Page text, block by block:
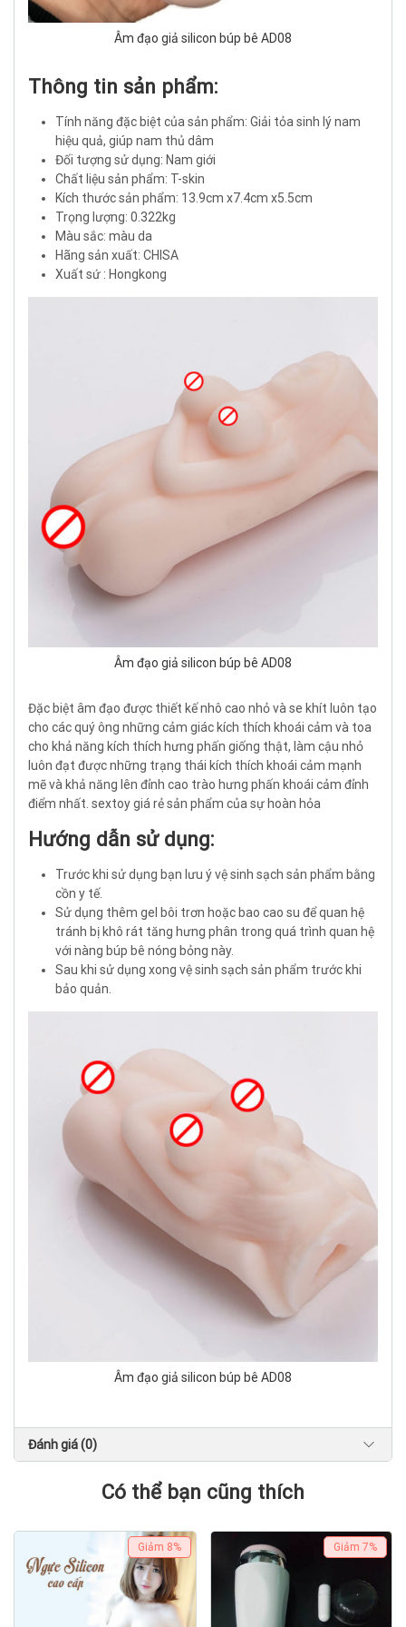
Âm đạo giả silicon búp bê AD08
Thông tin sản phẩm:
Tính năng đặc biệt của sản phẩm: Giải tỏa sinh lý nam
hiệu quả, giúp nam thủ dâm
Đối tượng sử dụng: Nam giới
Chất liệu sản phẩm: T-skin
Kích thước sản phẩm: 13.9cm x7.4cm x5.5cm
Trọng lượng: 0.322kg
Màu sắc: màu da
Hãng sản xuất: CHISA
Xuất sứ : Hongkong
Âm đạo giả silicon búp bê AD08
Đặc biệt âm đạo được thiết kế nhô cao nhỏ và se khít luôn tạo
cho các quý ông những cảm giác kích thích khoái cảm và toa
cho khả năng kích thích hưng phấn giống thật, làm cậu nhỏ
luôn đạt được những trạng thái kích thích khoái cảm mạnh
mẽ và khả năng lên đỉnh cao trào hưng phấn khoái cảm đỉnh
điểm nhất. sextoy giá rẻ sản phẩm của sự hoàn hỏa
Hướng dẫn sử dụng:
Trước khi sử dụng bạn lưu ý vệ sinh sạch sản phẩm bằng
cồn y tế.
Sử dụng thêm gel bôi trơn hoặc bao cao su để quan hệ
tránh bị khô rát tăng hưng phân trong quá trình quan hệ
với nàng búp bê nóng bỏng này.
Sau khi sử dụng xong vệ sinh sạch sản phẩm trước khi
bảo quản.
Âm đạo giả silicon búp bê AD08
Đánh giá (0)
Có thể bạn cũng thích
Giảm 8% Giảm 7%